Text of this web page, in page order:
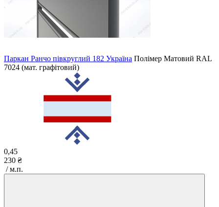
Паркан Ранчо півкруглий 182 Україна Полімер Матовий RAL
7024 (мат. графітовий)
0,45
230 ₴
/ м.п.